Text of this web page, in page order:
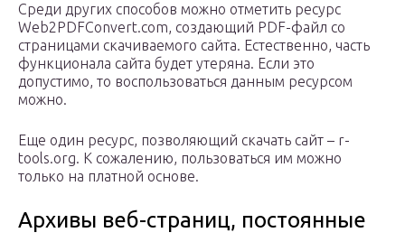
Среди других способов можно отметить ресурс
Web2PDFConvert.com, создающий PDF-файл со
страницами скачиваемого сайта. Естественно, часть
функционала сайта будет утеряна. Если это
допустимо, то воспользоваться данным ресурсом
можно.
Еще один ресурс, позволяющий скачать сайт – r-
tools.org. К сожалению, пользоваться им можно
только на платной основе.
Архивы веб-страниц, постоянные